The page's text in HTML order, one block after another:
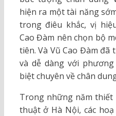
hiện ra một tài năng
trong điêu khắc, vị
Cao Đàm nên chọn bộ
tiên. Và Vũ Cao Đàm
và dễ dàng với
biệt chuyên về chân
Trong những năm
thuật ở Hà Nội, các